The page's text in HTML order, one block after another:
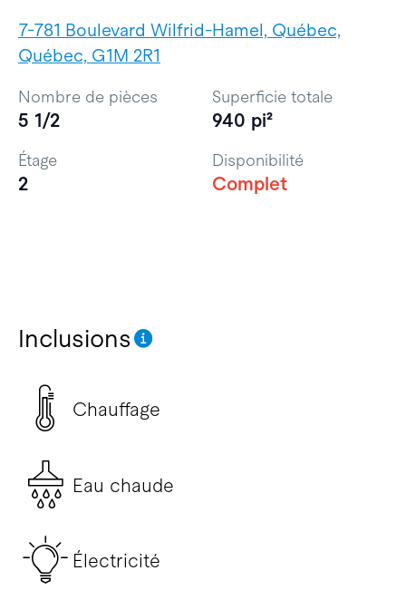
7-781 Boulevard Wilfrid-Hamel, Québec,
Québec, G1M 2R1
Inclusions
Chauffage
Eau chaude
Électricité
Nombre de pièces
5 1/2
Superficie totale
940 pi²
Étage
2
Disponibilité
Complet